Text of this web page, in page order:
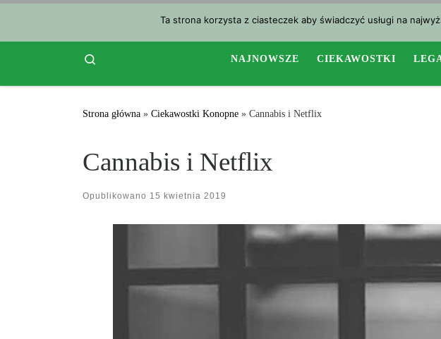
NAJNOWSZE CIEKAWOSTKI
Strona główna » Ciekawostki Konopne » Cannabis i Netflix
Cannabis i Netflix
Opublikowano 15 kwietnia 2019
Ta strona korzysta z ciasteczek aby świadczyć usługi na